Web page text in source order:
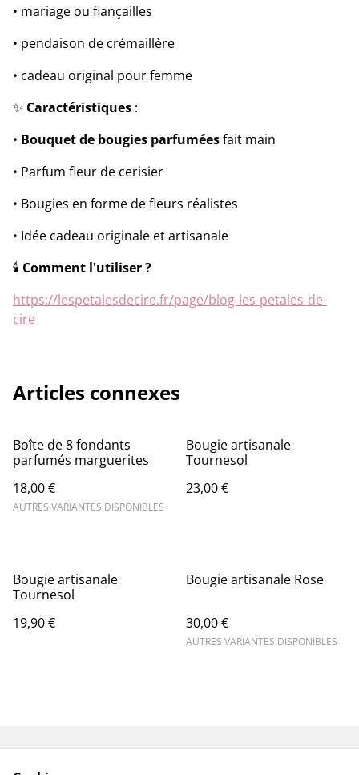
• mariage ou fiançailles
• pendaison de crémaillère
• cadeau original pour femme
✨ Caractéristiques :
• Bouquet de bougies parfuméesfait main
• Parfum fleur de cerisier
• Bougies en forme de fleurs réalistes
• Idée cadeau originale et artisanale
🕯️ Comment l'utiliser ?
https://lespetalesdecire.fr/page/blog-les-petales-de-
cire
Articles connexes
Boîte de 8 fondants
parfumés marguerites
18,00 €
AUTRES VARIANTES DISPONIBLES
Bougie artisanale
Tournesol
23,00 €
Bougie artisanale
Tournesol
19,90 €
Bougie artisanale Rose
30,00 €
AUTRES VARIANTES DISPONIBLES